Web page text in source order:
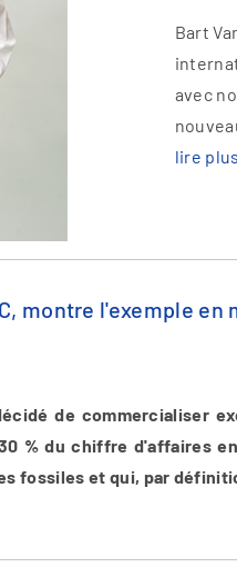
Bart
avec
lire plus
montre l'exemple
de commercialiser
% du chiffre d'affaires
fossiles et qui, par